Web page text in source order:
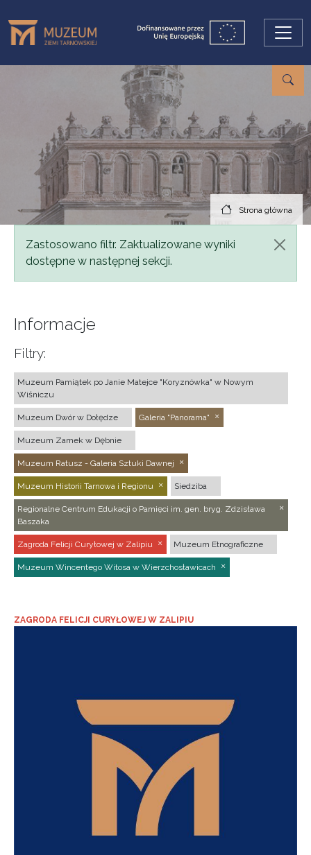
Strona główna
Komunikat
Zastosowano filtr. Zaktualizowane wyniki
dostępne w następnej sekcji.
Informacje
Filtry:
Muzeum Pamiątek po Janie Matejce "Koryznówka" w Nowym
Wiśniczu
Muzeum Dwór w Dołędze Galeria "Panorama"
Muzeum Zamek w Dębnie
Muzeum Ratusz - Galeria Sztuki Dawnej
Muzeum Historii Tarnowa i Regionu Siedziba
Regionalne Centrum Edukacji o Pamięci im. gen. bryg. Zdzisława
Baszaka
Zagroda Felicji Curyłowej w Zalipiu Muzeum Etnograficzne
Muzeum Wincentego Witosa w Wierzchosławicach
ZAGRODA FELICJI CURYŁOWEJ W ZALIPIU